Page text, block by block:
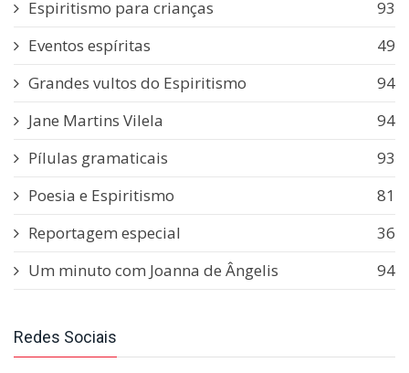
Espiritismo para crianças
93
Eventos espíritas
49
Grandes vultos do Espiritismo
94
Jane Martins Vilela
94
Pílulas gramaticais
93
Poesia e Espiritismo
81
Reportagem especial
36
Um minuto com Joanna de Ângelis
94
Redes Sociais